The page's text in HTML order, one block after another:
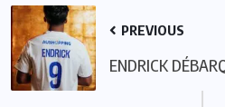
PREVIOUS
ENDRICK